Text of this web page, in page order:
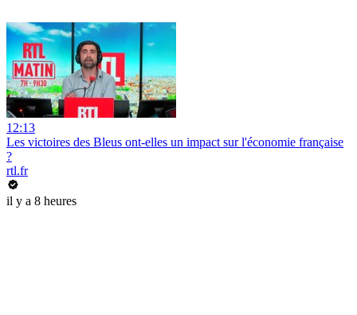
12:13
Les victoires des Bleus ont-elles un impact sur l'économie française
?
rtl.fr
il y a 8 heures